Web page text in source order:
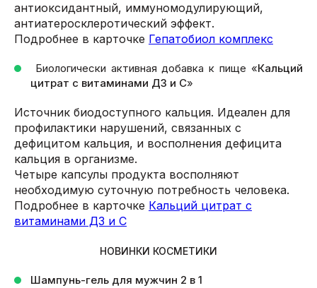
антиоксидантный, иммуномодулирующий,
антиатеросклеротический эффект.
Подробнее в карточке Гепатобиол комплекс
Биологически активная добавка к пище «Кальций
цитрат с витаминами Д3 и С»
Источник биодоступного кальция. Идеален для
профилактики нарушений, связанных с
дефицитом кальция, и восполнения дефицита
кальция в организме.
Четыре капсулы продукта восполняют
необходимую суточную потребность человека.
Подробнее в карточке Кальций цитрат с
витаминами Д3 и С
НОВИНКИ КОСМЕТИКИ
Шампунь-гель для мужчин 2 в 1